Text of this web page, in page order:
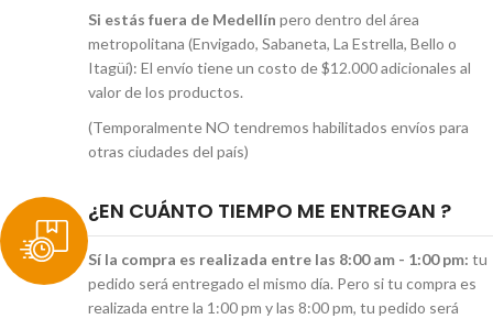
Si estás fuera de Medellín pero dentro del área
metropolitana (Envigado, Sabaneta, La Estrella, Bello o
Itagüí): El envío tiene un costo de $12.000 adicionales al
valor de los productos.
(Temporalmente NO tendremos habilitados envíos para
otras ciudades del país)
¿EN CUÁNTO TIEMPO ME ENTREGAN ?
Sí la compra es realizada entre las 8:00 am - 1:00 pm: tu
pedido será entregado el mismo día. Pero si tu compra es
realizada entre la 1:00 pm y las 8:00 pm, tu pedido será